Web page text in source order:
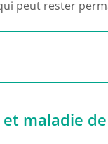
peut rester
maladie